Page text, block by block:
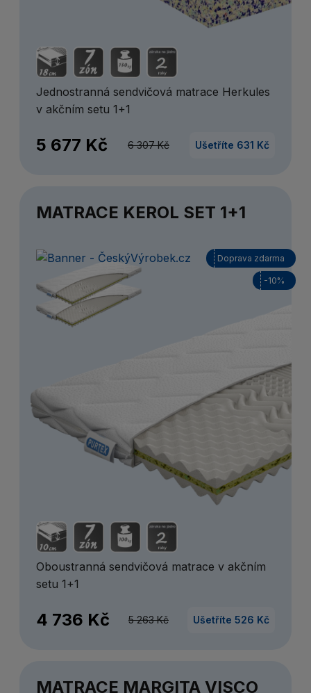
Jednostranná sendvičová matrace Herkules
v akčním setu 1+1
5 677 Kč 6 307 Kč Ušetříte 631 Kč
MATRACE KEROL SET 1+1
-10%
Doprava zdarma
Oboustranná sendvičová matrace v akčním
setu 1+1
4 736 Kč 5 263 Kč Ušetříte 526 Kč
MATRACE MARGITA VISCO